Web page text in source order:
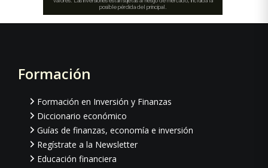
Footer
Formación
Formación en Inversión y Finanzas
Diccionario económico
Guías de finanzas, economía e inversión
Regístrate a la Newsletter
Educación financiera